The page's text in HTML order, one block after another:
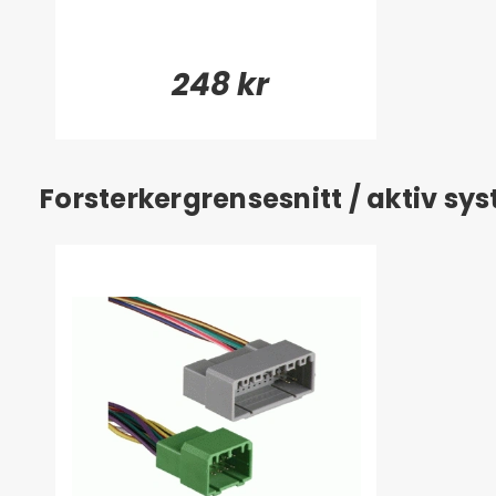
248 kr
Forsterkergrensesnitt / aktiv